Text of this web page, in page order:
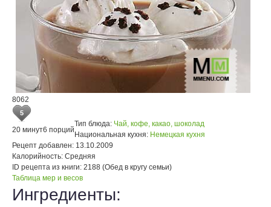
8062
5
20 минут6 порций
Тип блюда: Чай, кофе, какао, шоколад
Национальная кухня: Немецкая кухня
Рецепт добавлен: 13.10.2009
Калорийность: Средняя
ID рецепта из книги: 2188 (Обед в кругу семьи)
Таблица мер и весов
Ингредиенты: